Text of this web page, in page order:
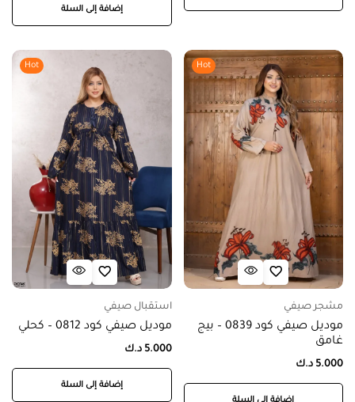
إضافة إلى السلة
Hot
مشجر صيفي
موديل صيفي كود 0839 – بيج
غامق
5.000 د.ك
Hot
استقبال صيفي
موديل صيفي كود 0812 – كحلي
5.000 د.ك
إضافة إلى السلة